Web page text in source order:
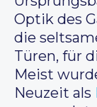
Optik des
die
Türen, für
Meist
Neuzeit als